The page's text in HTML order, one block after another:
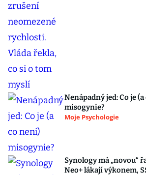
Nenápadný jed: Co je
misogynie?
Moje Psychologie
Synology má „novou“
Neo+ lákají výkonem,